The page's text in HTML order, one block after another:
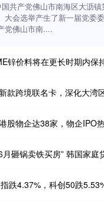
共产党佛山市南海区大沥镇
大会选举产生了新一届党委
党佛山市南....
料将在更长时期内保持在高位
款跨境联名卡，深化大湾
股物企达38家，物企IPO
砸锅卖铁买房” 韩国家
跌4.37%，科创50跌